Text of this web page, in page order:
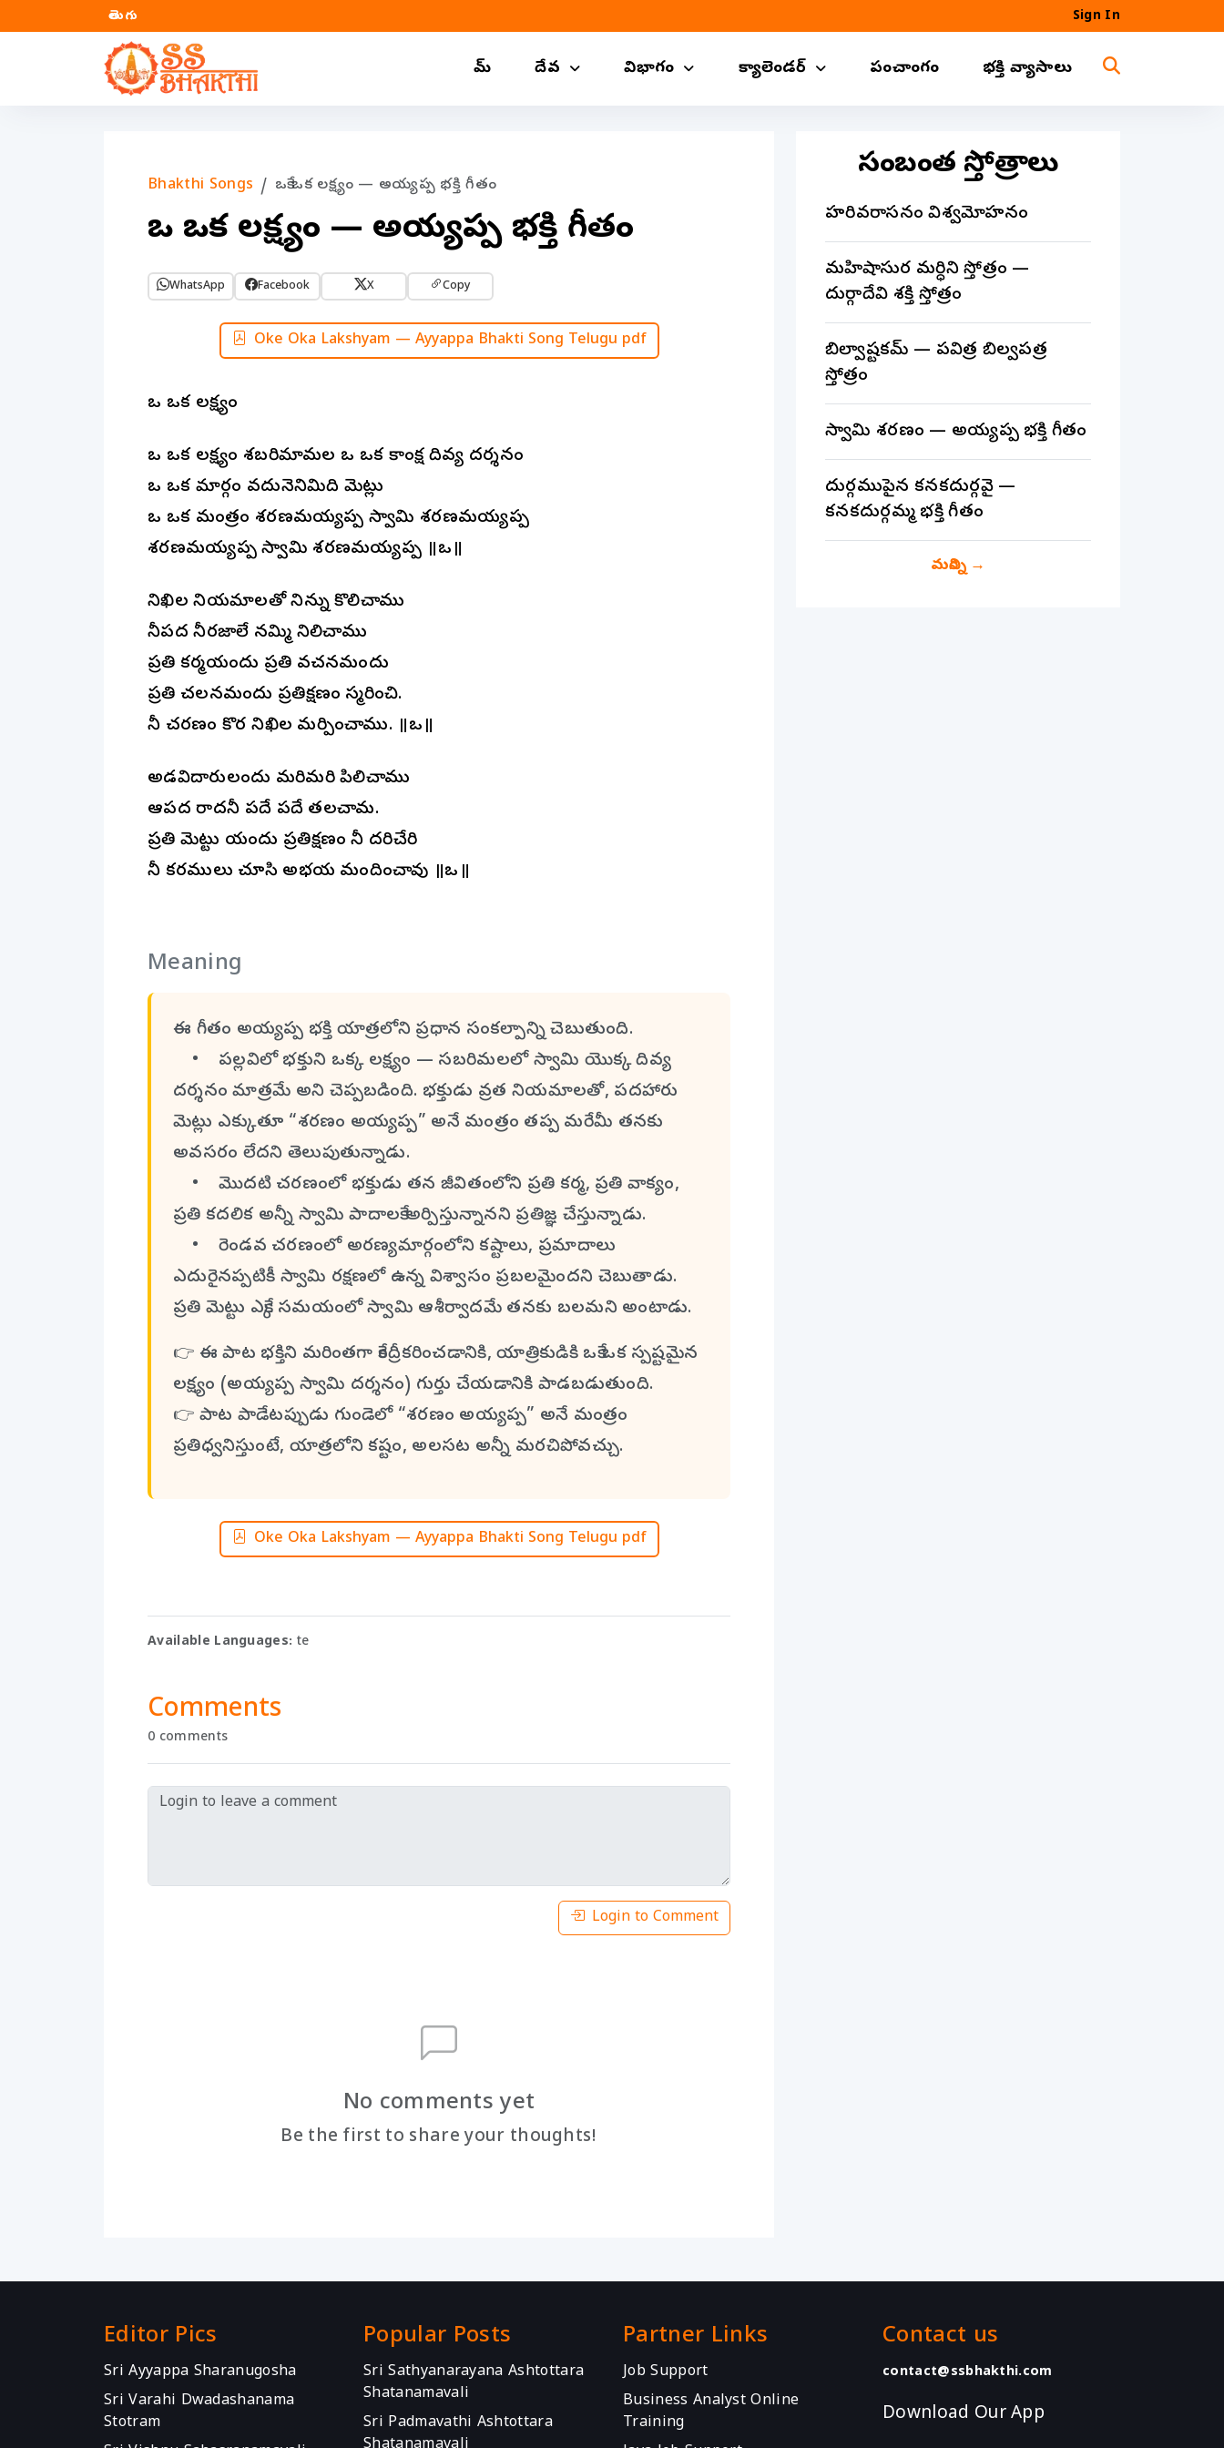
తెలుగు Sign In
హోమ్ దేవ విభాగం క్యాలెండర్ పంచాంగం భక్తి వ్యాసాలు
Bhakthi Songs ఒకే ఒక లక్ష్యం — అయ్యప్ప భక్తి గీతం
ఒకే ఒక లక్ష్యం — అయ్యప్ప భక్తి గీతం
WhatsApp Facebook X Copy
Oke Oka Lakshyam — Ayyappa Bhakti Song Telugu pdf
ఒకే ఒక లక్ష్యం
ఒకే ఒక లక్ష్యం శబరిమామల ఒకే ఒక కాంక్ష దివ్య దర్శనం
ఒకే ఒక మార్గం వదునెనిమిది మెట్లు
ఒకే ఒక మంత్రం శరణమయ్యప్ప స్వామి శరణమయ్యప్ప
శరణమయ్యప్ప స్వామి శరణమయ్యప్ప ॥ఒకే॥
నిఖిల నియమాలతో నిన్ను కొలిచాము
నీపద నీరజాలే నమ్మి నిలిచాము
ప్రతి కర్మయందు ప్రతి వచనమందు
ప్రతి చలనమందు ప్రతిక్షణం స్మరించి.
నీ చరణం కొరకే నిఖిల మర్పించాము. ॥ఒకే॥
అడవిదారులందు మరిమరి పిలిచాము
ఆపద రాదనీ పదే పదే తలచామ.
ప్రతి మెట్టు యందు ప్రతిక్షణం నీ దరిచేరి
నీ కరములు చూసి అభయ మందించావు ॥ఒకే॥
Meaning
ఈ గీతం అయ్యప్ప భక్తి యాత్రలోని ప్రధాన సంకల్పాన్ని చెబుతుంది.
• పల్లవిలో భక్తుని ఒక్క లక్ష్యం — సబరిమలలో స్వామి యొక్క దివ్య
దర్శనం మాత్రమే అని చెప్పబడింది. భక్తుడు వ్రత నియమాలతో, పదహారు
మెట్లు ఎక్కుతూ “శరణం అయ్యప్ప” అనే మంత్రం తప్ప మరేమీ తనకు
అవసరం లేదని తెలుపుతున్నాడు.
• మొదటి చరణంలో భక్తుడు తన జీవితంలోని ప్రతి కర్మ, ప్రతి వాక్యం,
ప్రతి కదలిక అన్నీ స్వామి పాదాలకే అర్పిస్తున్నానని ప్రతిజ్ఞ చేస్తున్నాడు.
• రెండవ చరణంలో అరణ్యమార్గంలోని కష్టాలు, ప్రమాదాలు
ఎదురైనప్పటికీ స్వామి రక్షణలో ఉన్న విశ్వాసం ప్రబలమైందని చెబుతాడు.
ప్రతి మెట్టు ఎక్కే సమయంలో స్వామి ఆశీర్వాదమే తనకు బలమని అంటాడు.
👉 ఈ పాట భక్తిని మరింతగా కేంద్రీకరించడానికి, యాత్రికుడికి ఒకే ఒక స్పష్టమైన
లక్ష్యం (అయ్యప్ప స్వామి దర్శనం) గుర్తు చేయడానికి పాడబడుతుంది.
👉 పాట పాడేటప్పుడు గుండెలో “శరణం అయ్యప్ప” అనే మంత్రం
ప్రతిధ్వనిస్తుంటే, యాత్రలోని కష్టం, అలసట అన్నీ మరచిపోవచ్చు.
Oke Oka Lakshyam — Ayyappa Bhakti Song Telugu pdf
Available Languages: te
Comments
0 comments
Login to Comment
No comments yet
Be the first to share your thoughts!
సంబంధిత స్తోత్రాలు
హరివరాసనం విశ్వమోహనం
మహిషాసుర మర్ధిని స్తోత్రం —
దుర్గాదేవి శక్తి స్తోత్రం
బిల్వాష్టకమ్ — పవిత్ర బిల్వపత్ర
స్తోత్రం
స్వామి శరణం — అయ్యప్ప భక్తి గీతం
దుర్గముపైన కనకదుర్గవై —
కనకదుర్గమ్మ భక్తి గీతం
మరిన్ని→
Editor Pics
Sri Ayyappa Sharanugosha
Sri Varahi Dwadashanama
Stotram
Popular Posts
Sri Sathyanarayana Ashtottara
Shatanamavali
Sri Padmavathi Ashtottara
Partner Links
Job Support
Business Analyst Online
Training
Contact us
contact@ssbhakthi.com
Download Our App